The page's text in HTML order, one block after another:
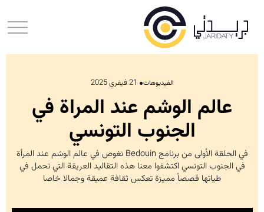
الفيديوهات 21 فيفري 2025
عالم الوشم عند المراة في
الجنوب التونسي
في الحلقة الأولى من برنامج Bedouin نغوص في عالم الوشم عند المرأة
في الجنوب التونسي اكتشفوا معنا هذه التقاليد العريقة التي تحمل في
طياتها قصصاً مميزة تعكس ثقافة عميقة وجمالا خاصا